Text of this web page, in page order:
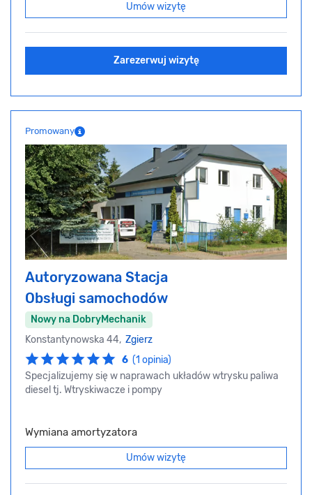
Umów wizytę
Zarezerwuj wizytę
Promowany
Autoryzowana Stacja
Obsługi samochodów
Nowy na DobryMechanik
Konstantynowska 44, Zgierz
6 (1 opinia)
Specjalizujemy się w naprawach układów wtrysku paliwa
diesel tj. Wtryskiwacze i pompy
Wymiana amortyzatora
Umów wizytę